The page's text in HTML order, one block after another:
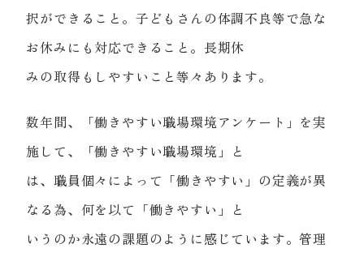
択ができること。子どもさんの体調不良等で急な
お休みにも対応できること。長期休
みの取得もしやすいこと等々あります。
数年間、「働きやすい職場環境アンケート」を実
施して、「働きやすい職場環境」と
は、職員個々によって「働きやすい」の定義が異
なる為、何を以て「働きやすい」と
いうのか永遠の課題のように感じています。管理